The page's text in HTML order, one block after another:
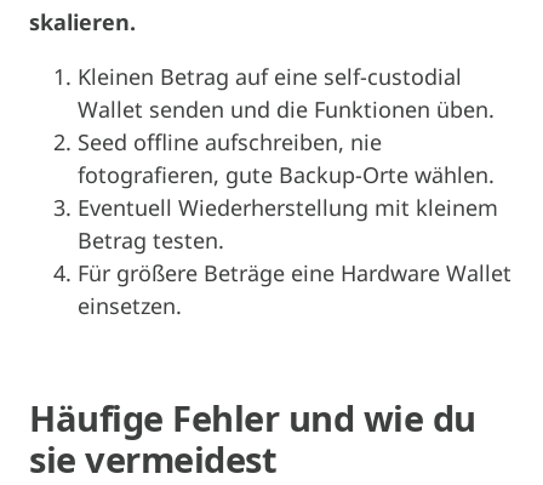
skalieren.
Kleinen Betrag auf eine self-custodial
Wallet senden und die Funktionen üben.
Seed offline aufschreiben, nie
fotografieren, gute Backup-Orte wählen.
Eventuell Wiederherstellung mit kleinem
Betrag testen.
Für größere Beträge eine Hardware Wallet
einsetzen.
Häufige Fehler und wie du
sie vermeidest